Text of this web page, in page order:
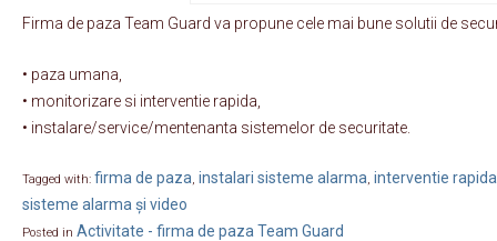
Firma de paza Team Guard va propune cele mai bune solutii de
• paza umana,
• monitorizare si interventie rapida,
• instalare/service/mentenanta sistemelor de securitate.
Tagged with: firma de paza, instalari sisteme alarma, interventie rapida
sisteme alarma și video
Posted in Activitate - firma de paza Team Guard